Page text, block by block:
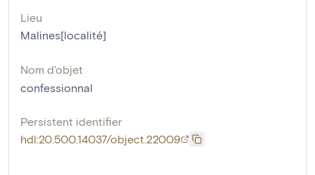
Lieu
Malines[localité]
Nom d'objet
confessionnal
Persistent identifier
hdl:20.500.14037/object.22009